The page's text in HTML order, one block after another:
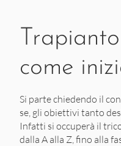
come
Si parte chiedendo il
se, gli obiettivi tanto
Infatti si occuperà il
dalla A alla Z, fino alla